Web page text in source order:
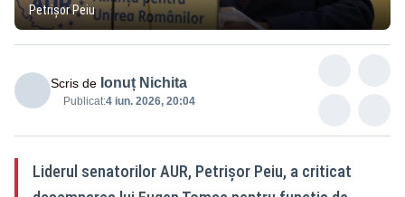
Petrișor Peiu
Scris de Ionuț Nichita
Publicat:4 iun. 2026, 20:04
Liderul senatorilor AUR, Petrișor Peiu, a criticat